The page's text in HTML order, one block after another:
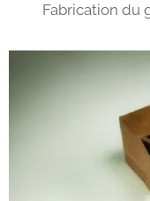
Fabrication du